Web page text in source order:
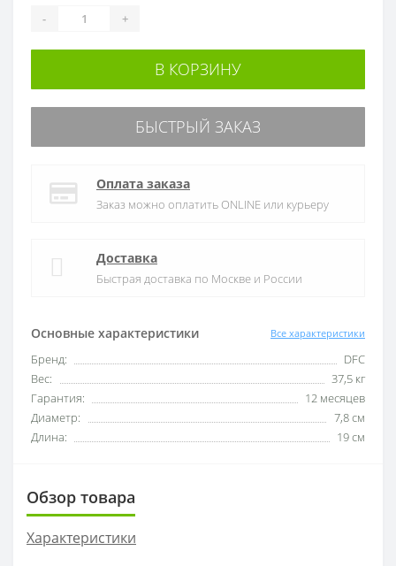
Основные характеристики Все характеристики
Бренд:
DFC
Вес:
37,5 кг
Гарантия:
12 месяцев
Диаметр:
7,8 см
Длина:
19 см
- +
В КОРЗИНУ
БЫСТРЫЙ ЗАКАЗ
Оплата заказа
Заказ можно оплатить ONLINE или курьеру
Доставка
Быстрая доставка по Москве и России
Обзор товара
Характеристики